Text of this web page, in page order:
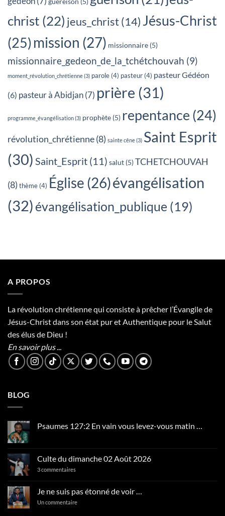
christ (22) jeus_christ(14) Jésus-Christ
(25) mission (27) missionnaire (5)
missionnaire_gedeon_de_la_tchétchouvah (9)
moment_révolution_chrétienne(3) parole (4) pasteur (4) pasteur Gédéon
(6) pasteur à Abidjan(7) prière (31)
programme_évangélisation(3) prophète (5) repentance (24)
révolution_chrétienne(8) sainte cêne(3) Saint Esprit
(30) Saint_Esprit (11) salut (5)TCHETCHOUVAH
(8) thème (4) Église (26)évangélisation
(32) évangélisation_publique (19)
A PROPOS
La révolution chrétienne qui consiste à prêcher l’Évangile de
Jésus-Christ dans son état pur et Authentique pour le Salut
des élus de Dieu !
En savoir plus ...
BLOG
Psaumes 127:2 En vain vous levez-vous matin …
Psaumes
127:2
En
levez-
vous
matin
Culte du dimanche 02 Août 2026
3 commentaires
dimanche
02
Août
Je ne suis pas étonné de voir …
Un commentairesur